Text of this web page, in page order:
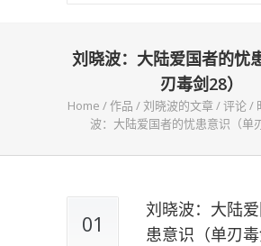
刘晓波：大陆爱国者的忧
刃毒剑28）
Home /作品 /刘晓波的文章/评论/
波：大陆爱国者的忧患意识（单
01
刘晓波：大陆
患意识（单刃毒